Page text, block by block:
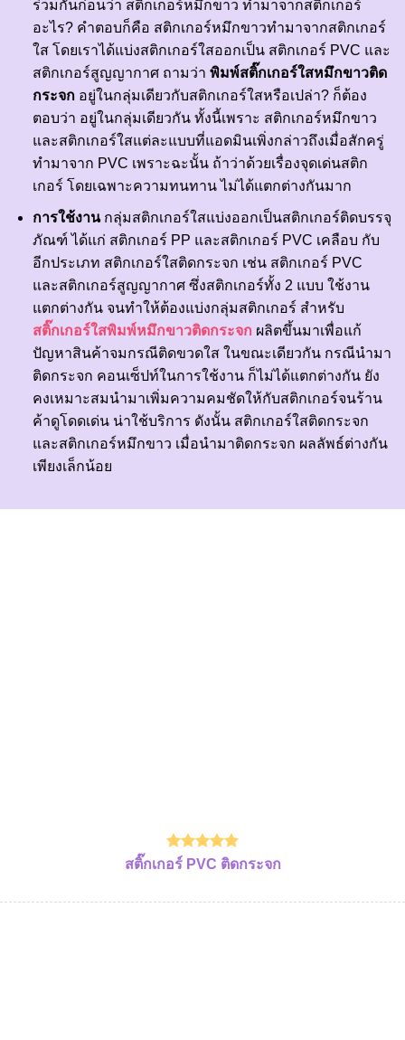
ร่วมกันก่อนว่า สติกเกอร์หมึกขาว ทำมาจากสติกเกอร์
อะไร? คำตอบก็คือ สติกเกอร์หมึกขาวทำมาจากสติกเกอร์
ใส โดยเราได้แบ่งสติกเกอร์ใสออกเป็น สติกเกอร์ PVC และ
สติกเกอร์สูญญากาศถามว่า พิมพ์สติ๊กเกอร์ใสหมึกขาวติด
กระจก อยู่ในกลุ่มเดียวกับสติกเกอร์ใสหรือเปล่า? ก็ต้อง
ตอบว่า อยู่ในกลุ่มเดียวกัน ทั้งนี้เพราะ สติกเกอร์หมึกขาว
และสติกเกอร์ใสแต่ละแบบที่แอดมินเพิ่งกล่าวถึงเมื่อสักครู่
ทำมาจาก PVC เพราะฉะนั้น ถ้าว่าด้วยเรื่องจุดเด่นสติก
เกอร์ โดยเฉพาะความทนทาน ไม่ได้แตกต่างกันมาก
การใช้งาน กลุ่มสติกเกอร์ใสแบ่งออกเป็นสติกเกอร์ติดบรรจุ
ภัณฑ์ ได้แก่ สติกเกอร์ PP และสติกเกอร์ PVC เคลือบ กับ
อีกประเภท สติกเกอร์ใสติดกระจก เช่น สติกเกอร์ PVC
และสติกเกอร์สูญญากาศซึ่งสติกเกอร์ทั้ง 2 แบบ ใช้งาน
แตกต่างกัน จนทำให้ต้องแบ่งกลุ่มสติกเกอร์ สำหรับ
สติ๊กเกอร์ใสพิมพ์หมึกขาวติดกระจก ผลิตขึ้นมาเพื่อแก้
ปัญหาสินค้าจมกรณีติดขวดใส ในขณะเดียวกัน กรณีนำมา
ติดกระจก คอนเซ็ปท์ในการใช้งาน ก็ไม่ได้แตกต่างกัน ยัง
คงเหมาะสมนำมาเพิ่มความคมชัดให้กับสติกเกอร์จนร้าน
ค้าดูโดดเด่น น่าใช้บริการ ดังนั้น สติกเกอร์ใสติดกระจก
และสติกเกอร์หมึกขาว เมื่อนำมาติดกระจก ผลลัพธ์ต่างกัน
เพียงเล็กน้อย
สติ๊กเกอร์ PVC ติดกระจก